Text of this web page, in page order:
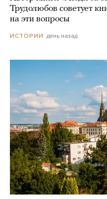
Трудолюбов советует
на эти вопросы
ИСТОРИИ день назад